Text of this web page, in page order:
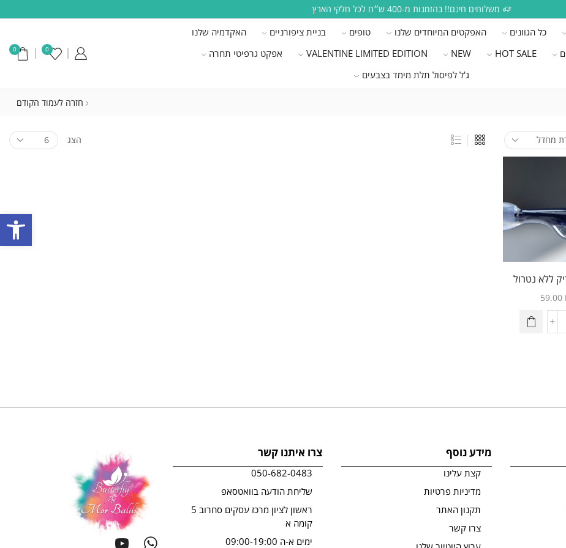
משלוחים חינם!! בהזמנות מ-400 ש״ח לכל חלקי הארץ
כל הגוונים האפקטים המיוחדים שלנו טופים בניית ציפורניים
האקדמיה שלנו
HOT SALE
NEW
VALENTINE LIMITED EDITION
אפקט גרפיטי תחרה
ג'ל לפיסול תלת מימד בצבעים
0
0
חזרה לעמוד הקודם
הצג
ללא נטרול
59.00
מידע נוסף
קצת עלינו
מדיניות פרטיות
תקנון האתר
צרו קשר
צרו איתנו קשר
050-682-0483
שליחת הודעה בוואטסאפ
ראשון לציון מרכז עסקים סחרוב 5
קומה א
ימים א-ה 09:00-19:00
פתח